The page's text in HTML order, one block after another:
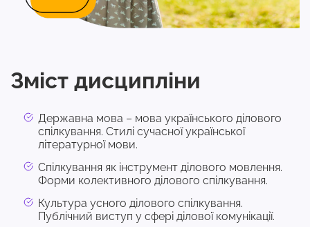
Зміст дисципліни
Державна мова – мова українського ділового
спілкування. Стилі сучасної української
літературної мови.
Спілкування як інструмент ділового мовлення.
Форми колективного ділового спілкування.
Культура усного ділового спілкування.
Публічний виступ у сфері ділової комунікації.